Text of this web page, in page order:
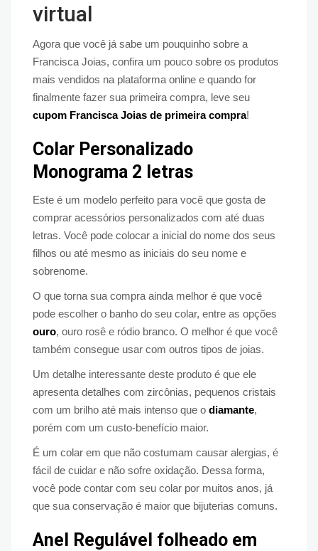
virtual
Agora que você já sabe um pouquinho sobre a
Francisca Joias, confira um pouco sobre os produtos
mais vendidos na plataforma online e quando for
finalmente fazer sua primeira compra, leve seu
cupom Francisca Joias de primeira compra!
Colar Personalizado
Monograma 2 letras
Este é um modelo perfeito para você que gosta de
comprar acessórios personalizados com até duas
letras. Você pode colocar a inicial do nome dos seus
filhos ou até mesmo as iniciais do seu nome e
sobrenome.
O que torna sua compra ainda melhor é que você
pode escolher o banho do seu colar, entre as opções
ouro, ouro rosê e ródio branco. O melhor é que você
também consegue usar com outros tipos de joias.
Um detalhe interessante deste produto é que ele
apresenta detalhes com zircônias, pequenos cristais
com um brilho até mais intenso que o diamante,
porém com um custo-benefício maior.
É um colar em que não costumam causar alergias, é
fácil de cuidar e não sofre oxidação. Dessa forma,
você pode contar com seu colar por muitos anos, já
que sua conservação é maior que bijuterias comuns.
Anel Regulável folheado em